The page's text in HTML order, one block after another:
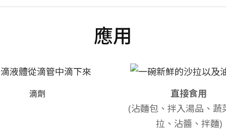
應用
滴劑
直接食用
(沾麵包、拌入湯品、蔬
拉、沾醬、拌麵)